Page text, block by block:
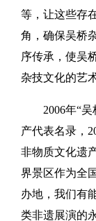
等，让这些存
角，确保吴桥
序传承，使吴
杂技文化的艺
2006年“
产代表名录，
非物质文化遗
界景区作为全
办地，我们有
类非遗展演的